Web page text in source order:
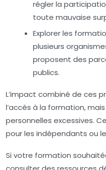
régler la
toute mauvaise
Explorer les
plusieurs
proposent des
publics.
L’impact combiné de ces
l’accès à la formation,
personnelles excessives.
pour les indépendants ou
Si votre formation